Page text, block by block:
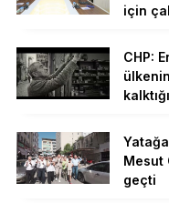
için
CHP:
Mesut
geçti